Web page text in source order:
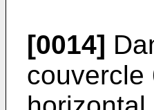
[0014]
couvercle